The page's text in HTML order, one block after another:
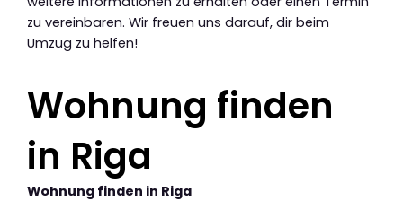
zu vereinbaren. Wir freuen uns darauf, dir beim
Umzug zu helfen!
Wohnung finden
in Riga
Wohnung finden in Riga